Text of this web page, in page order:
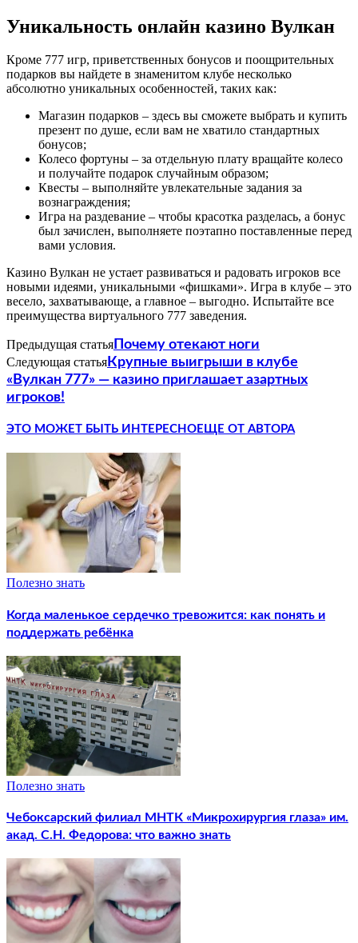
Уникальность онлайн казино Вулкан
Кроме 777 игр, приветственных бонусов и поощрительных
подарков вы найдете в знаменитом клубе несколько
абсолютно уникальных особенностей, таких как:
Магазин подарков – здесь вы сможете выбрать и купить
презент по душе, если вам не хватило стандартных
бонусов;
Колесо фортуны – за отдельную плату вращайте колесо
и получайте подарок случайным образом;
Квесты – выполняйте увлекательные задания за
вознаграждения;
Игра на раздевание – чтобы красотка разделась, а бонус
был зачислен, выполняете поэтапно поставленные перед
вами условия.
Казино Вулкан не устает развиваться и радовать игроков все
новыми идеями, уникальными «фишками». Игра в клубе – это
весело, захватывающе, а главное – выгодно. Испытайте все
преимущества виртуального 777 заведения.
Предыдущая статья Почему отекают ноги
Следующая статьяКрупные выигрыши в клубе
«Вулкан 777» — казино приглашает азартных
игроков!
ЭТО МОЖЕТ БЫТЬ ИНТЕРЕСНО ЕЩЕ ОТ АВТОРА
Полезно знать
Когда маленькое сердечко тревожится: как понять и
поддержать ребёнка
Полезно знать
Чебоксарский филиал МНТК «Микрохирургия глаза» им.
акад. С.Н. Федорова: что важно знать